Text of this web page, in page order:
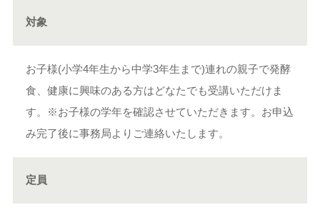
対象
お子様(小学4年生から中学3年生まで)連れの親子で発酵
食、健康に興味のある方はどなたでも受講いただけま
す。※お子様の学年を確認させていただきます。お申込
み完了後に事務局よりご連絡いたします。
定員